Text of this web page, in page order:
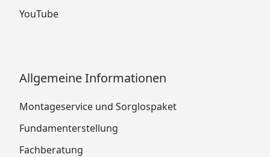
YouTube
Allgemeine Informationen
Montageservice und Sorglospaket
Fundamenterstellung
Fachberatung